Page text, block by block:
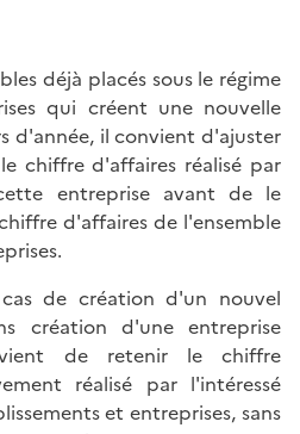
déjà placés sous le régime
qui créent une nouvelle
d'année, il convient d'ajuster
chiffre d'affaires réalisé par
entreprise avant de le
d'affaires de l'ensemble
de création d'un nouvel
création d'une entreprise
de retenir le chiffre
réalisé par l'intéressé
et entreprises, sans